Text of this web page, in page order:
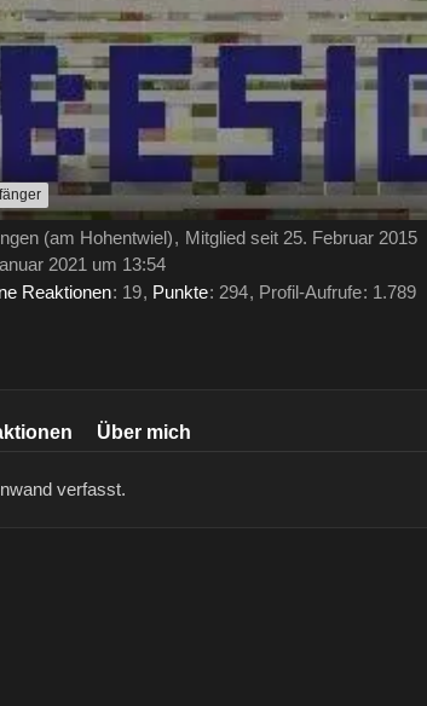
(am Hohentwiel)
Mitglied seit 25. Februar 2015
2021 um 13:54
Reaktionen 19 Punkte 294 Profil-Aufrufe 1.789
Über mich
verfasst.